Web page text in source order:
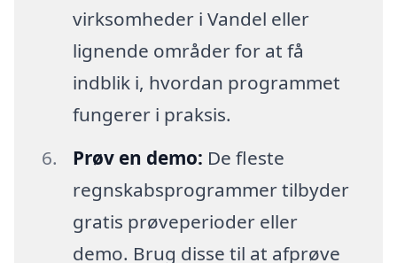
virksomheder i Vandel eller
lignende områder for at få
indblik i, hvordan programmet
fungerer i praksis.
Prøv en demo: De fleste
regnskabsprogrammer tilbyder
gratis prøveperioder eller
demo. Brug disse til at afprøve